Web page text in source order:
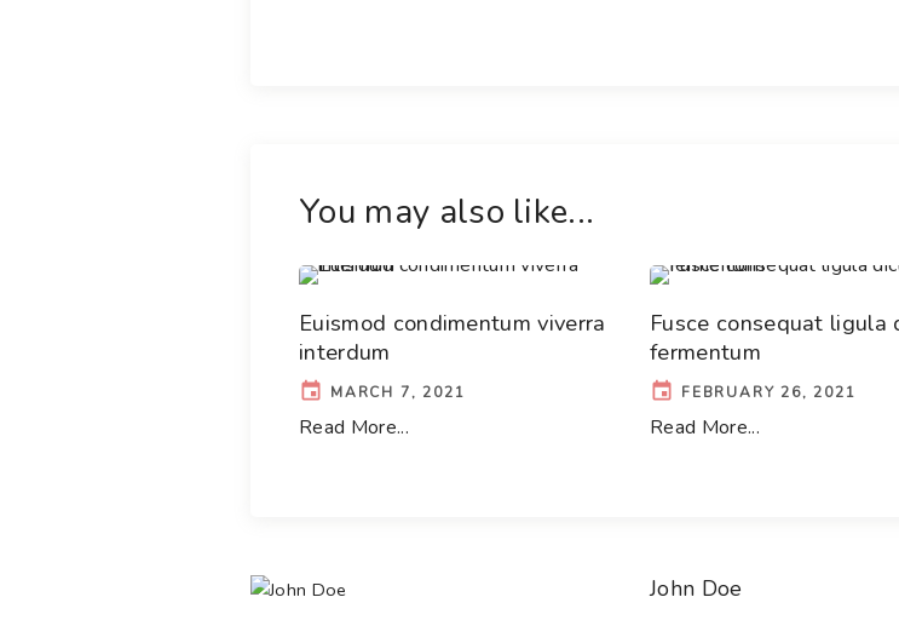
You may also like...
Euismod condimentum viverra
interdum
MARCH 7, 2021
Read More...
Fusce consequat ligula
fermentum
FEBRUARY 26, 2021
Read More...
John Doe